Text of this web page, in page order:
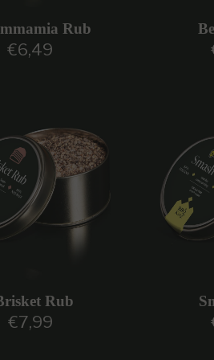
Rub
Prezzo regolare
€6,49
Rub
Prezzo regolare
€7,99